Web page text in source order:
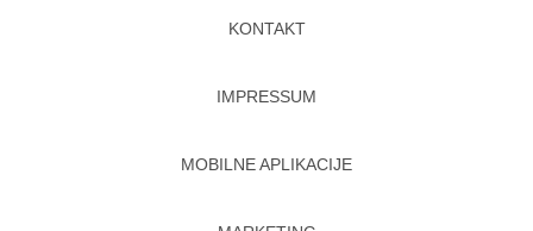
KONTAKT
IMPRESSUM
MOBILNE APLIKACIJE